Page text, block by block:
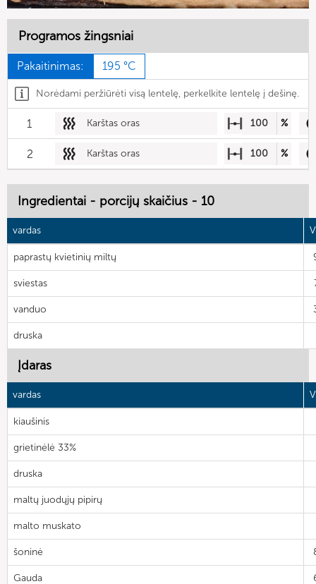
Programos žingsniai
Pakaitinimas: 195 °C
Norėdami peržiūrėti visą lentelę, perkelkite lentelę į dešinę.
1 Karštas oras 100 %
2 Karštas oras 100 %
Ingredientai - porcijų skaičius - 10
vardas
paprastų kvietinių miltų
sviestas
vanduo
druska
Įdaras
vardas
kiaušinis
grietinėlė 33%
druska
maltų juodųjų pipirų
malto muskato
šoninė
Gauda